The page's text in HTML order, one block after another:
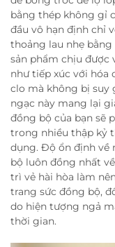
bằng thép không gỉ
đầu vô hạn định chỉ
thoảng lau nhẹ
sản phẩm chịu được
như tiếp xúc với hóa
clo mà không bị suy
ngạc này mang lại
đồng bộ của bạn sẽ
trong nhiều thập kỷ
dụng. Độ ổn định về
bộ luôn đồng nhất
trì vẻ hài hòa làm
trang sức đồng bộ,
do hiện tượng ngả
thời gian.